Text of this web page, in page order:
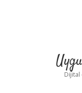
Dijital